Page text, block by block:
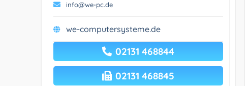
info@we-pc.de
we-computersysteme.de
02131 468844
02131 468845